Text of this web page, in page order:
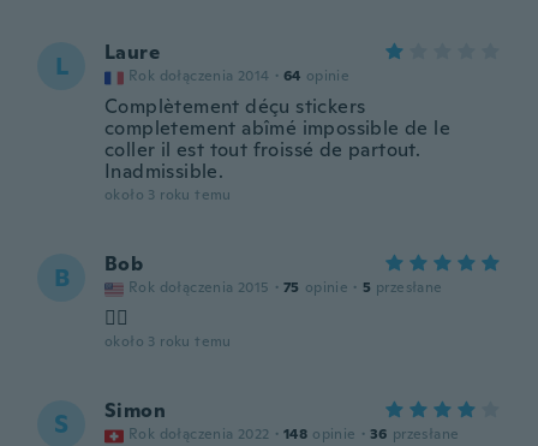
L Laure
Rok dołączenia 2014 · 64 opinie
Complètement déçu stickers
completement abîmé impossible de le
coller il est tout froissé de partout.
Inadmissible.
około 3 roku temu
B Bob
Rok dołączenia 2015 · 75 opinie · 5 przesłane
👍🏻
około 3 roku temu
S Simon
Rok dołączenia 2022 · 148 opinie · 36 przesłane